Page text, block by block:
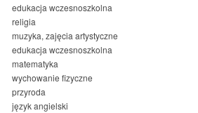
edukacja wczesnoszkolna
religia
muzyka, zajęcia artystyczne
edukacja wczesnoszkolna
matematyka
wychowanie fizyczne
przyroda
język angielski